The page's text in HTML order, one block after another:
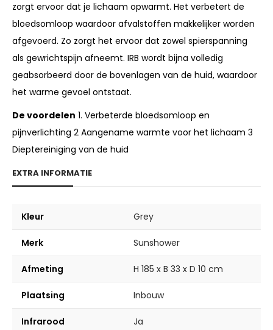
zorgt ervoor dat je lichaam opwarmt. Het verbetert de
bloedsomloop waardoor afvalstoffen makkelijker worden
afgevoerd. Zo zorgt het ervoor dat zowel spierspanning
als gewrichtspijn afneemt. IRB wordt bijna volledig
geabsorbeerd door de bovenlagen van de huid, waardoor
het warme gevoel ontstaat.
De voordelen 1. Verbeterde bloedsomloop en
pijnverlichting 2 Aangename warmte voor het lichaam 3
Dieptereiniging van de huid
EXTRA INFORMATIE
Kleur Grey
Merk Sunshower
Afmeting H 185 x B 33 x D 10 cm
Plaatsing Inbouw
Infrarood Ja